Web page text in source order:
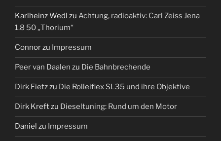
Karlheinz Wedl zu Achtung, radioaktiv: Carl Zeiss Jena
1.8 50 „Thorium“
Connorzu Impressum
Peer van Daalen zu Die Bahnbrechende
Dirk Fietzzu Die Rolleiflex SL35 und ihre Objektive
Dirk Kreftzu Dieseltuning: Rund um den Motor
Daniel zu Impressum